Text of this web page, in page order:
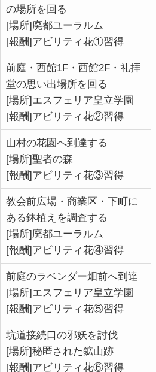
の場所を回る
[場所]廃都ユーラルム
[報酬]アビリティ花①習得
前庭・西館1F・西館2F・礼拝
堂の思い出場所を回る
[場所]エスフェリア皇立学園
[報酬]アビリティ花②習得
山村の花園へ到達する
[場所]聖者の森
[報酬]アビリティ花③習得
教会前広場・商業区・下町に
ある鉢植えを調査する
[場所]廃都ユーラルム
[報酬]アビリティ花④習得
前庭のラベンダー畑前へ到達
[場所]エスフェリア皇立学園
[報酬]アビリティ花⑤習得
坑道接続口の邪妖を討伐
[場所]秘匿された鉱山跡
[報酬] アビリティ花⑥習得